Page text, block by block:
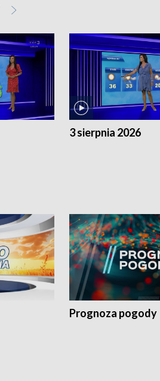
3 sierpnia 2026
Prognoza pogody